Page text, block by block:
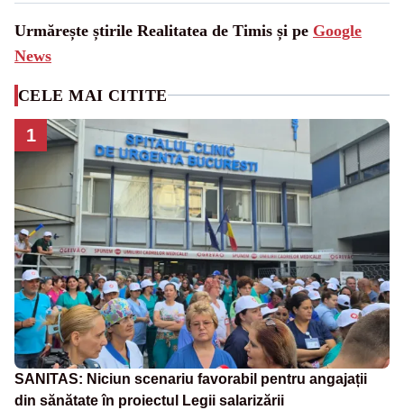
Urmărește știrile Realitatea de Timis și pe Google
News
CELE MAI CITITE
1
SANITAS: Niciun scenariu favorabil pentru angajații
din sănătate în proiectul Legii salarizării